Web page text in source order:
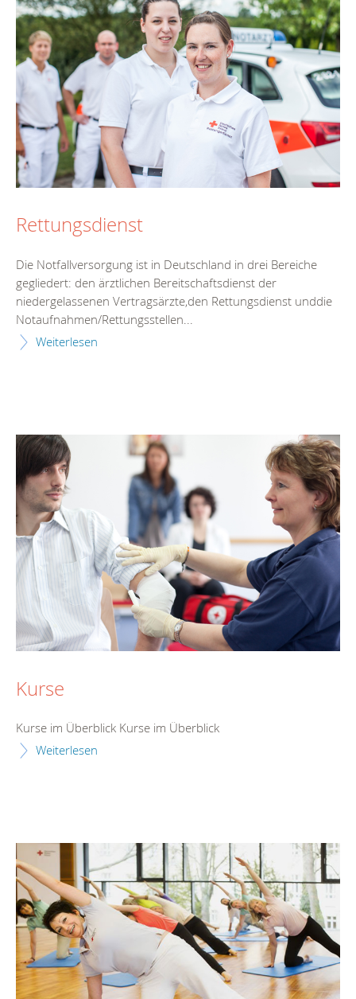
Rettungsdienst
Die Notfallversorgung ist in Deutschland in drei Bereiche
gegliedert: den ärztlichen Bereitschaftsdienst der
niedergelassenen Vertragsärzte,den Rettungsdienst unddie
Notaufnahmen/Rettungsstellen...
Weiterlesen
Kurse
Kurse im Überblick Kurse im Überblick
Weiterlesen